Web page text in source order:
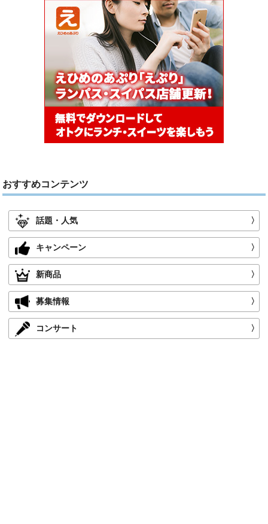
おすすめコンテンツ
話題・人気 〉
キャンペーン 〉
新商品 〉
募集情報 〉
コンサート 〉